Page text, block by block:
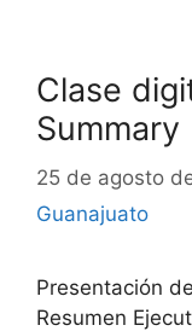
Clase
Summary
25 de agosto
Guanajuato
Presentación
Resumen